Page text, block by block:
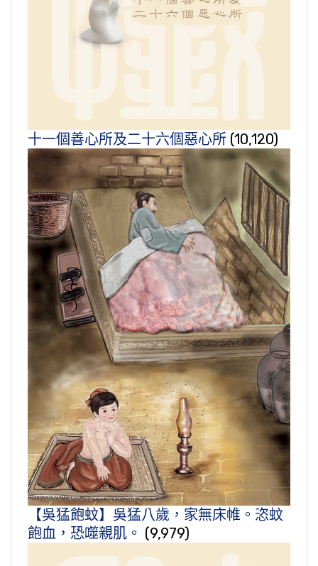
十一個善心所及二十六個惡心所 (10,120)
【吳猛飽蚊】吳猛八歲，家無床帷。恣蚊
飽血，恐噬親肌。 (9,979)